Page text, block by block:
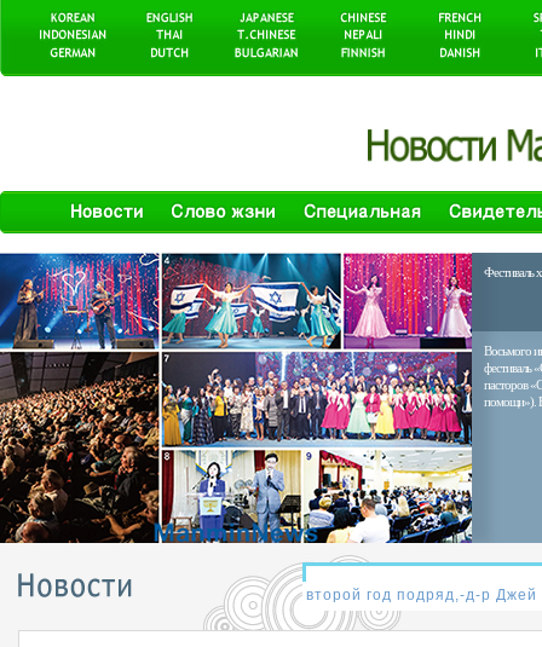
Фестиваль
Восьмого
фестиваль
пасторов
помощи»). В